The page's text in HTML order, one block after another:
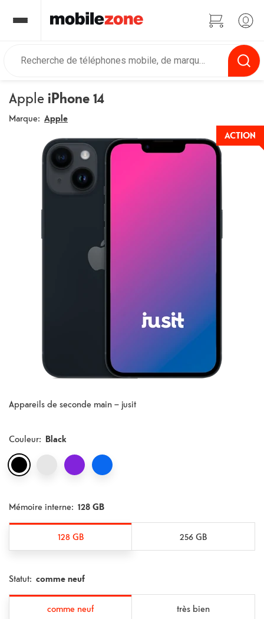
Apple iPhone 14
Marque: Apple
ACTION
Appareils de seconde main – jusit​
Couleur: Black
Mémoire interne: 128 GB
128 GB 256 GB
Statut: comme neuf
comme neuf très bien